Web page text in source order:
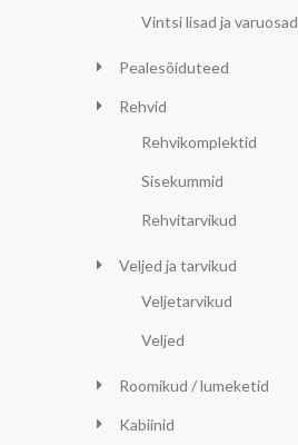
Vintsi lisad ja varuosad
Pealesõiduteed
Rehvid
Rehvikomplektid
Sisekummid
Rehvitarvikud
Veljed ja tarvikud
Veljetarvikud
Veljed
Roomikud / lumeketid
Kabiinid